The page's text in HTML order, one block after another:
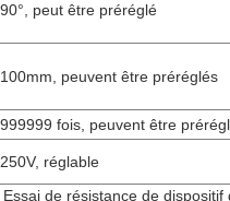
peut être préréglé
peuvent être préréglés
fois, peuvent être
réglable
Essai de résistance de dispositif